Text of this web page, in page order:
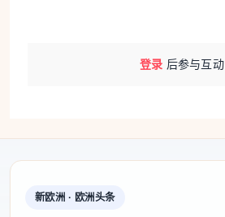
登录 后参与互动
新欧洲 · 欧洲头条